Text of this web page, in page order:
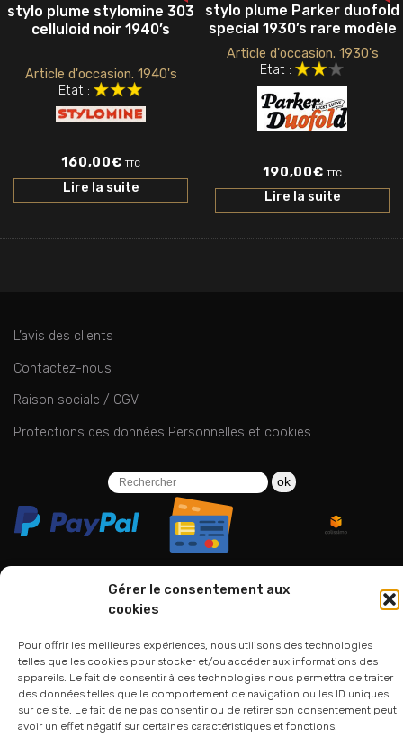
Gérer le consentement aux
cookies
Pour offrir les meilleures expériences, nous utilisons des technologies
telles que les cookies pour stocker et/ou accéder aux informations des
appareils. Le fait de consentir à ces technologies nous permettra de traiter
des données telles que le comportement de navigation ou les ID uniques
sur ce site. Le fait de ne pas consentir ou de retirer son consentement peut
avoir un effet négatif sur certaines caractéristiques et fonctions.
stylo plume stylomine 303
celluloid noir 1940’s
Article d'occasion. 1940's
Etat :
160,00€ TTC
Lire la suite
stylo plume Parker duofold
special 1930’s rare modèle
Article d'occasion. 1930's
Etat :
190,00€ TTC
Lire la suite
L’avis des clients
Contactez-nous
Raison sociale / CGV
Protections des données Personnelles et cookies
ok
01 75 33 00 85